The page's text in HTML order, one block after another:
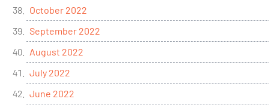
October 2022
September 2022
August 2022
July 2022
June 2022